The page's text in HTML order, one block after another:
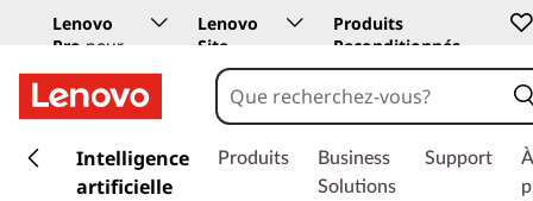
Lenovo
Pro pour
les
entreprises
Lenovo
Site
Education
Produits
Reconditionnés
a
Intelligence
artificielle
Produits
Business
Solutions
Support
À